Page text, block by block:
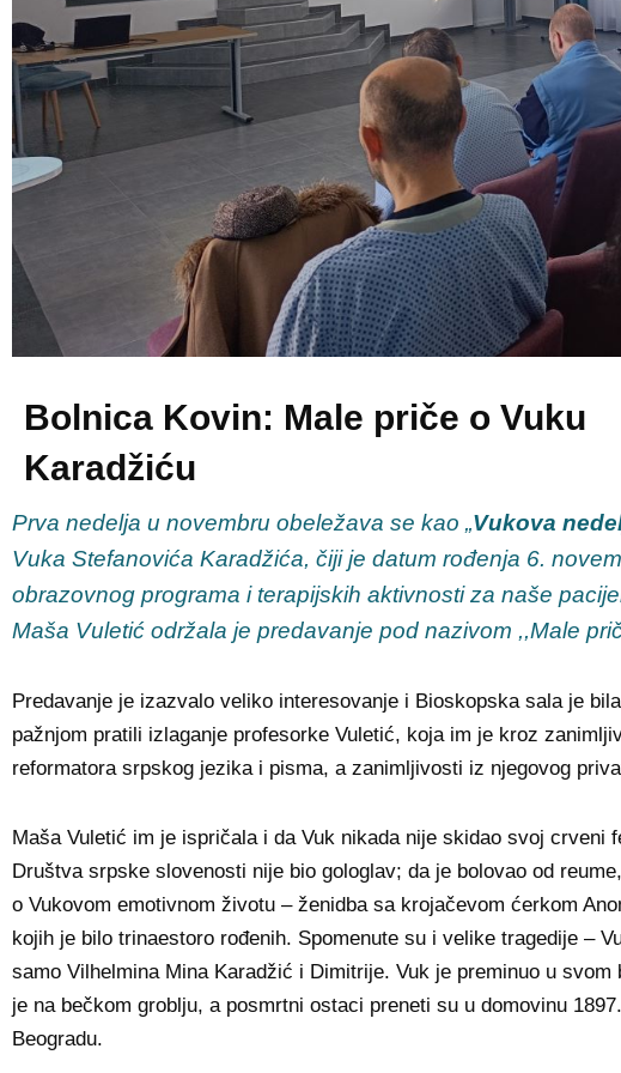
Bolnica Kovin: Male priče o Vuku
Karadžiću
Prva nedelja u novembru obeležava se kao „Vukova
Vuka Stefanovića Karadžića, čiji je datum rođenja 6.
obrazovnog programa i terapijskih aktivnosti za naše
Maša Vuletić održala je predavanje pod nazivom ,,Male
Predavanje je izazvalo veliko interesovanje i Bioskopska sala je
pažnjom pratili izlaganje profesorke Vuletić, koja im je kroz
reformatora srpskog jezika i pisma, a zanimljivosti iz njegovog
Maša Vuletić im je ispričala i da Vuk nikada nije skidao svoj
Društva srpske slovenosti nije bio gologlav; da je bolovao od
o Vukovom emotivnom životu – ženidba sa krojačevom ćerkom
kojih je bilo trinaestoro rođenih. Spomenute su i velike tragedije –
samo Vilhelmina Mina Karadžić i Dimitrije. Vuk je preminuo u
je na bečkom groblju, a posmrtni ostaci preneti su u domovinu
Beogradu.